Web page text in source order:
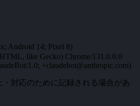
Android 14; Pixel 8)
like Gecko) Chrome/131.0.0.0
1.0; +claudebot@anthropic.com)
対応のために記録される場合があ